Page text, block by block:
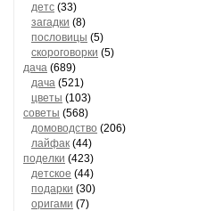
детс (33)
загадки (8)
пословицы (5)
скороговорки (5)
дача (689)
дача (521)
цветы (103)
советы (568)
домоводство (206)
лайфак (44)
поделки (423)
детское (44)
подарки (30)
оригами (7)